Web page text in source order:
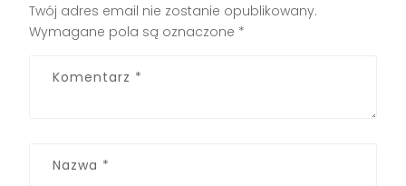
Twój adres email nie zostanie opublikowany.
Wymagane pola są oznaczone *